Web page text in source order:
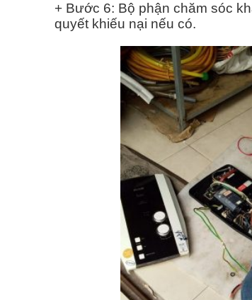
+ Bước 6: Bộ phận chăm sóc
quyết khiếu nại nếu có.